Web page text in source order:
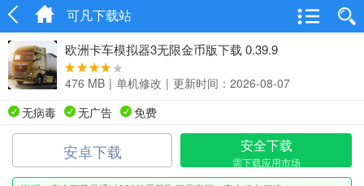
可凡下载站
欧洲卡车模拟器3无限金币版下载 0.39.9
476 MB | 单机修改 | 更新时间：2026-08-07
无病毒
无广告 免费
安卓下载 安全下载
需下载应用市场